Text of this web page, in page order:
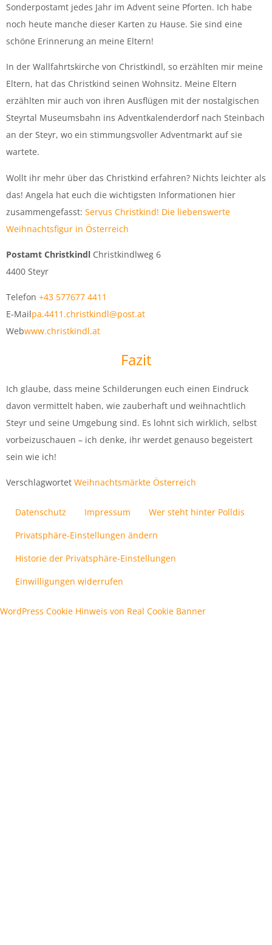
Sonderpostamt jedes Jahr im Advent seine Pforten. Ich habe
noch heute manche dieser Karten zu Hause. Sie sind eine
schöne Erinnerung an meine Eltern!
In der Wallfahrtskirche von Christkindl, so erzählten mir meine
Eltern, hat das Christkind seinen Wohnsitz. Meine Eltern
erzählten mir auch von ihren Ausflügen mit der nostalgischen
Steyrtal Museumsbahn ins Adventkalenderdorf nach Steinbach
an der Steyr, wo ein stimmungsvoller Adventmarkt auf sie
wartete.
Wollt ihr mehr über das Christkind erfahren? Nichts leichter als
das! Angela hat euch die wichtigsten Informationen hier
zusammengefasst: Servus Christkind! Die liebenswerte
Weihnachtsfigur in Österreich
Postamt Christkindl Christkindlweg 6
4400 Steyr
Telefon +43 577677 4411
E-Mailpa.4411.christkindl@post.at
Webwww.christkindl.at
Fazit
Ich glaube, dass meine Schilderungen euch einen Eindruck
davon vermittelt haben, wie zauberhaft und weihnachtlich
Steyr und seine Umgebung sind. Es lohnt sich wirklich, selbst
vorbeizuschauen – ich denke, ihr werdet genauso begeistert
sein wie ich!
Verschlagwortet Weihnachtsmärkte Österreich
Datenschutz Impressum
Wer steht hinter Polldis
Privatsphäre-Einstellungen ändern
Historie der Privatsphäre-Einstellungen
Einwilligungen widerrufen
WordPress Cookie Hinweis von Real Cookie Banner